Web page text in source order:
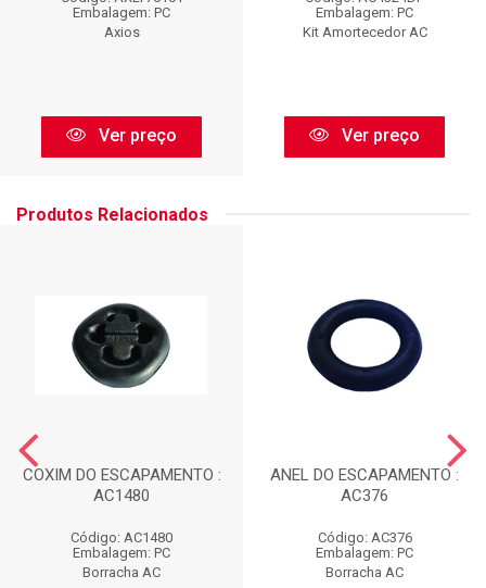
Embalagem: PC
Axios
Ver preço
Embalagem: PC
Kit Amortecedor AC
Ver preço
Produtos Relacionados
COXIM DO ESCAPAMENTO :
AC1480
Código: AC1480
Embalagem: PC
Borracha AC
ANEL DO ESCAPAMENTO :
AC376
Código: AC376
Embalagem: PC
Borracha AC